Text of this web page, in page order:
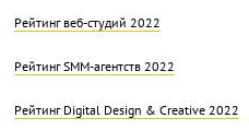
Рейтинг веб-студий 2022
Рейтинг SMM-агентств 2022
Рейтинг Digital Design & Creative 2022